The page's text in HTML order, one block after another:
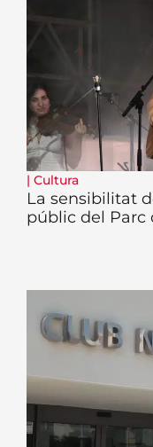
| Cultura
La sensibilitat
públic del Parc